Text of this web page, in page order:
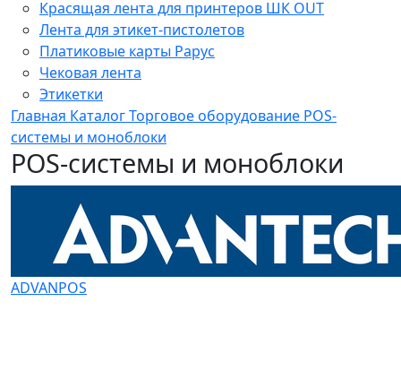
Красящая лента для принтеров ШК OUT
Лента для этикет-пистолетов
Платиковые карты Рарус
Чековая лента
Этикетки
Главная КаталогТорговое оборудование POS-
системы и моноблоки
POS-системы и моноблоки
ADVANPOS